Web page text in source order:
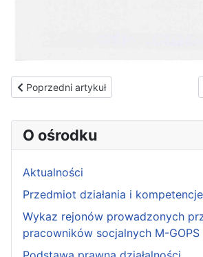
Poprzedni artykuł: Ogłoszenie o wyniku
Poprzedni artykuł
O ośrodku
Aktualności
Przedmiot działania i kompetencje
Wykaz rejonów prowadzonych
pracowników socjalnych M-